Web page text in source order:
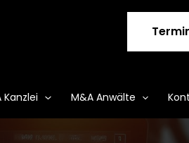
Kanzlei M&A Anwälte